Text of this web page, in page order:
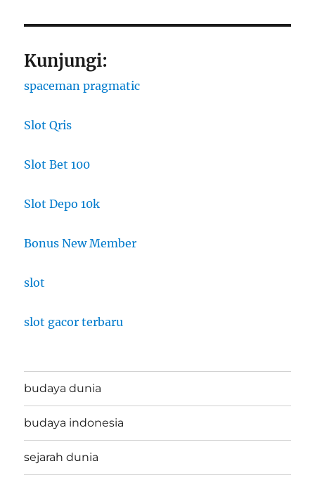
Kunjungi:
spaceman pragmatic
Slot Qris
Slot Bet 100
Slot Depo 10k
Bonus New Member
slot
slot gacor terbaru
budaya dunia
budaya indonesia
sejarah dunia